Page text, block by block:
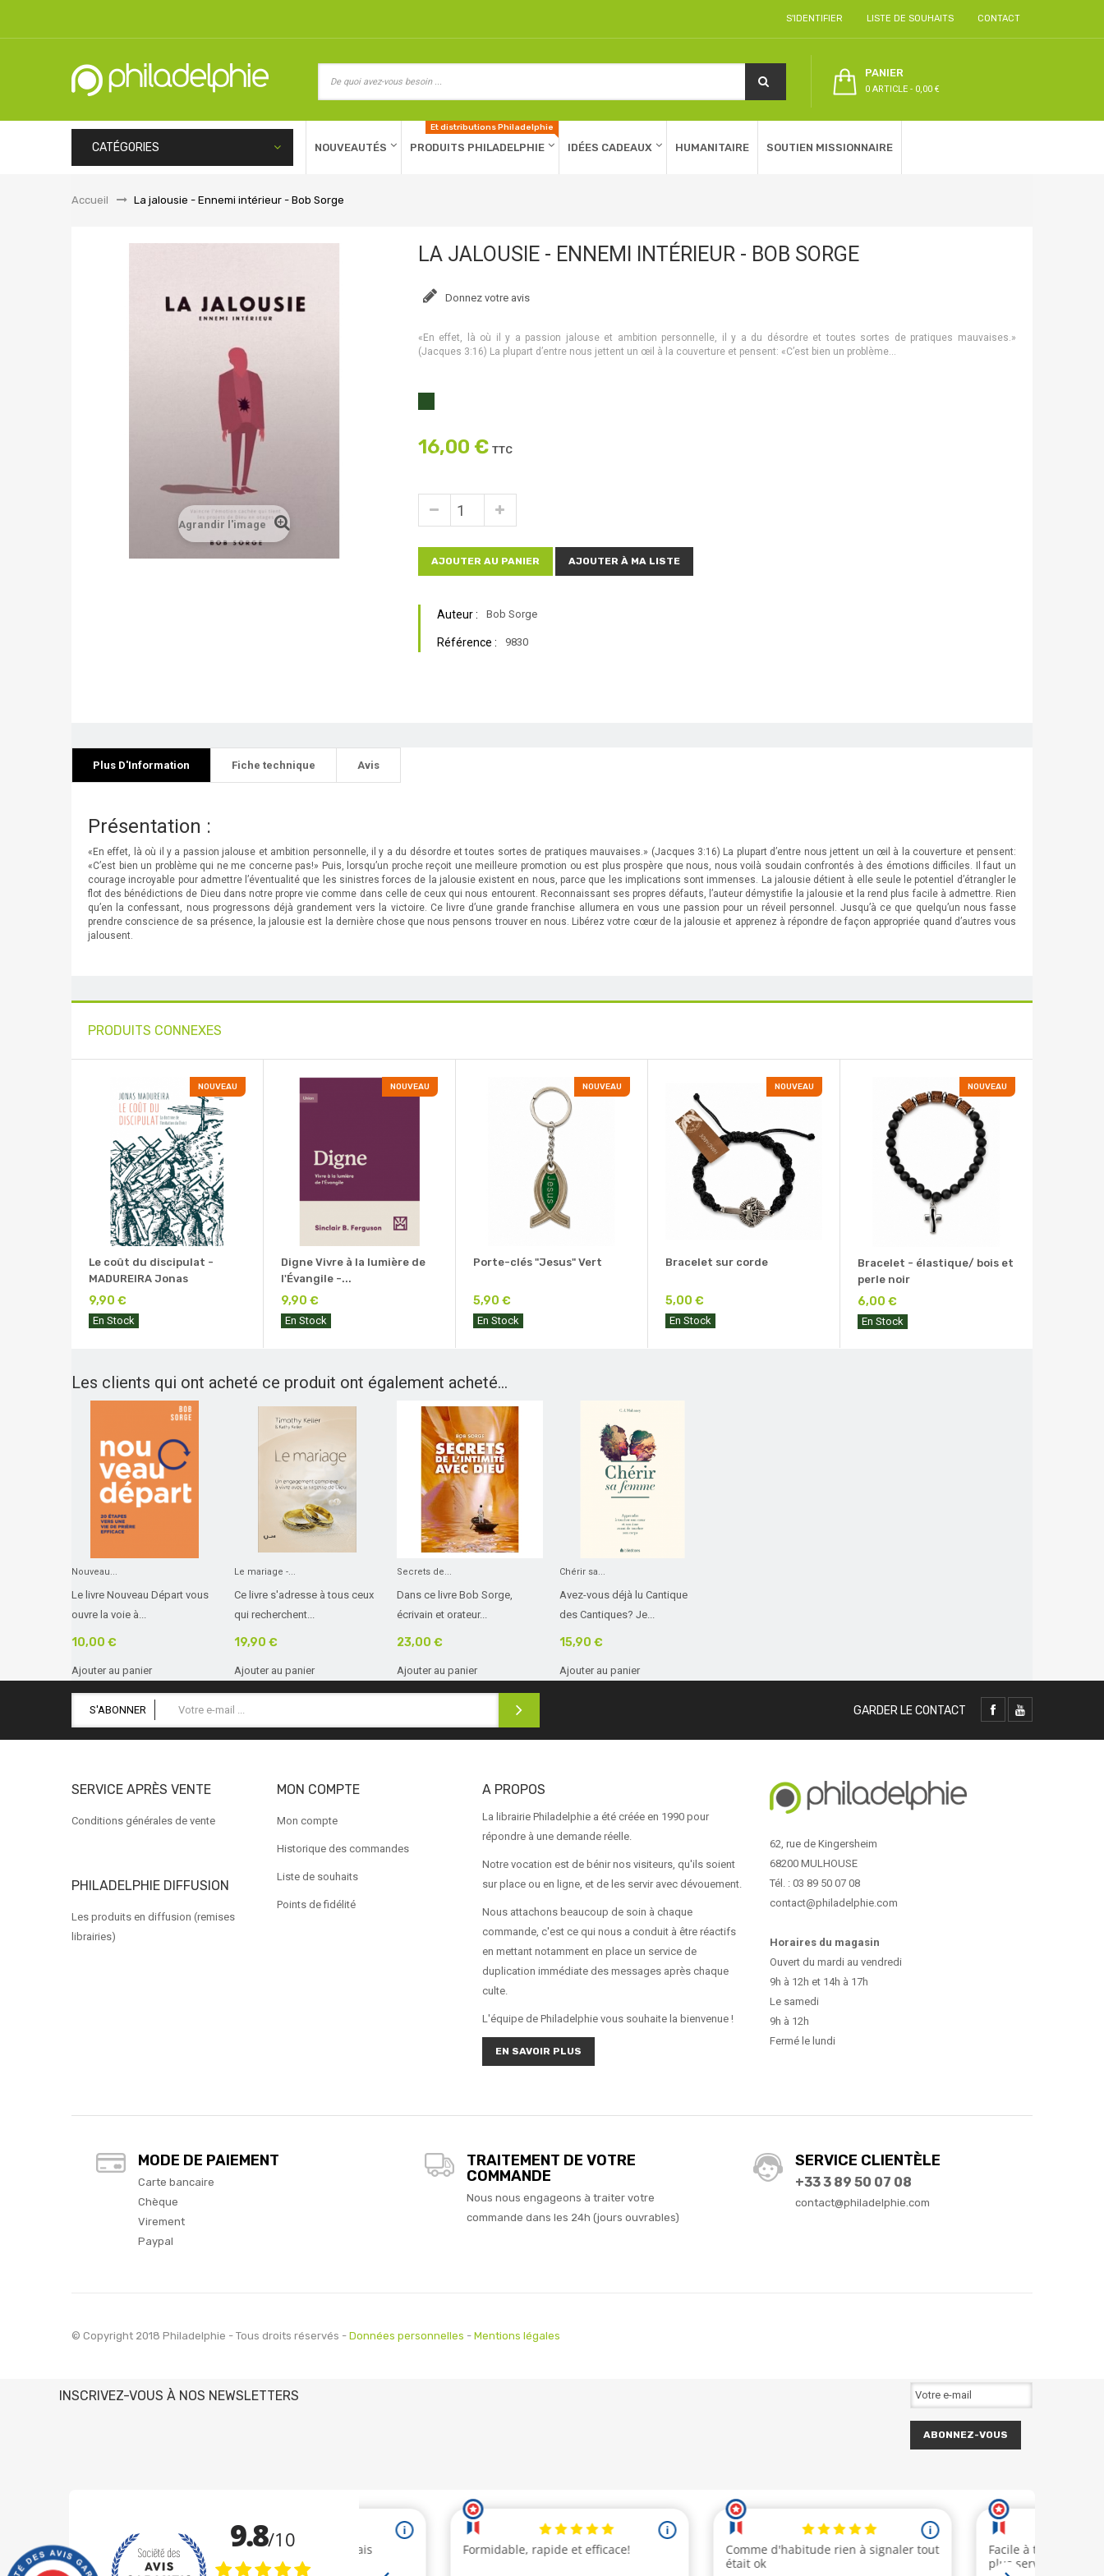
S'IDENTIFIER LISTE DE SOUHAITS CONTACT
PANIER
0 ARTICLE - 0,00 €
CATÉGORIES NOUVEAUTÉS PRODUITS PHILADELPHIE
Et distributions Philadelphie
IDÉES CADEAUX HUMANITAIRE SOUTIEN MISSIONNAIRE
Accueil &gt;La jalousie - Ennemi intérieur - Bob Sorge
Agrandir l'image
LA JALOUSIE - ENNEMI INTÉRIEUR - BOB SORGE
Donnez votre avis
«En effet, là où il y a passion jalouse et ambition personnelle, il y a du désordre et toutes sortes de pratiques mauvaises.»
(Jacques 3:16) La plupart d’entre nous jettent un œil à la couverture et pensent: «C’est bien un problème...
16,00 € TTC
AJOUTER AU PANIER AJOUTER À MA LISTE
Auteur : Bob Sorge
Référence : 9830
Plus D'Information Fiche technique Avis
Présentation :
«En effet, là où il y a passion jalouse et ambition personnelle, il y a du désordre et toutes sortes de pratiques mauvaises.» (Jacques 3:16) La plupart d’entre nous jettent un œil à la couverture et pensent:
«C’est bien un problème qui ne me concerne pas!» Puis, lorsqu’un proche reçoit une meilleure promotion ou est plus prospère que nous, nous voilà soudain confrontés à des émotions difficiles. Il faut un
courage incroyable pour admettre l’éventualité que les sinistres forces de la jalousie existent en nous, parce que les implications sont immenses. La jalousie détient à elle seule le potentiel d’étrangler le
flot des bénédictions de Dieu dans notre propre vie comme dans celle de ceux qui nous entourent. Reconnaissant ses propres défauts, l’auteur démystifie la jalousie et la rend plus facile à admettre. Rien
qu’en la confessant, nous progressons déjà grandement vers la victoire. Ce livre d’une grande franchise allumera en vous une passion pour un réveil personnel. Jusqu’à ce que quelqu’un nous fasse
prendre conscience de sa présence, la jalousie est la dernière chose que nous pensons trouver en nous. Libérez votre cœur de la jalousie et apprenez à répondre de façon appropriée quand d’autres vous
jalousent.
PRODUITS CONNEXES
NOUVEAU
Le coût du discipulat -
MADUREIRA Jonas
9,90 €
En Stock
NOUVEAU
Digne Vivre à la lumière de
l'Évangile -...
9,90 €
En Stock
NOUVEAU
Porte-clés "Jesus" Vert
5,90 €
En Stock
NOUVEAU
Bracelet sur corde
5,00 €
En Stock
NOUVEAU
Bracelet - élastique/ bois et
perle noir
6,00 €
En Stock
Les clients qui ont acheté ce produit ont également acheté...
Nouveau...
Le livre Nouveau Départ vous
ouvre la voie à...
10,00 €
Ajouter au panier
Le mariage -...
Ce livre s'adresse à tous ceux
qui recherchent...
19,90 €
Ajouter au panier
Secrets de...
Dans ce livre Bob Sorge,
écrivain et orateur...
23,00 €
Ajouter au panier
Chérir sa...
Avez-vous déjà lu Cantique
des Cantiques? Je...
15,90 €
Ajouter au panier
S'ABONNER GARDER LE CONTACT
SERVICE APRÈS VENTE
Conditions générales de vente
PHILADELPHIE DIFFUSION
Les produits en diffusion (remises
librairies)
MON COMPTE
Mon compte
Historique des commandes
Liste de souhaits
Points de fidélité
A PROPOS
La librairie Philadelphie a été créée en 1990 pour
répondre à une demande réelle.
Notre vocation est de bénir nos visiteurs, qu'ils soient
sur place ou en ligne, et de les servir avec dévouement.
Nous attachons beaucoup de soin à chaque
commande, c'est ce qui nous a conduit à être réactifs
en mettant notamment en place un service de
duplication immédiate des messages après chaque
culte.
L'équipe de Philadelphie vous souhaite la bienvenue !
EN SAVOIR PLUS
62, rue de Kingersheim
68200 MULHOUSE
Tél. : 03 89 50 07 08
contact@philadelphie.com
Horaires du magasin
Ouvert du mardi au vendredi
9h à 12h et 14h à 17h
Le samedi
9h à 12h
Fermé le lundi
MODE DE PAIEMENT
Carte bancaire
Chèque
Virement
Paypal
TRAITEMENT DE VOTRE
COMMANDE
Nous nous engageons à traiter votre
commande dans les 24h (jours ouvrables)
SERVICE CLIENTÈLE
+33 3 89 50 07 08
contact@philadelphie.com
© Copyright 2018 Philadelphie - Tous droits réservés - Données personnelles - Mentions légales
INSCRIVEZ-VOUS À NOS NEWSLETTERS
ABONNEZ-VOUS